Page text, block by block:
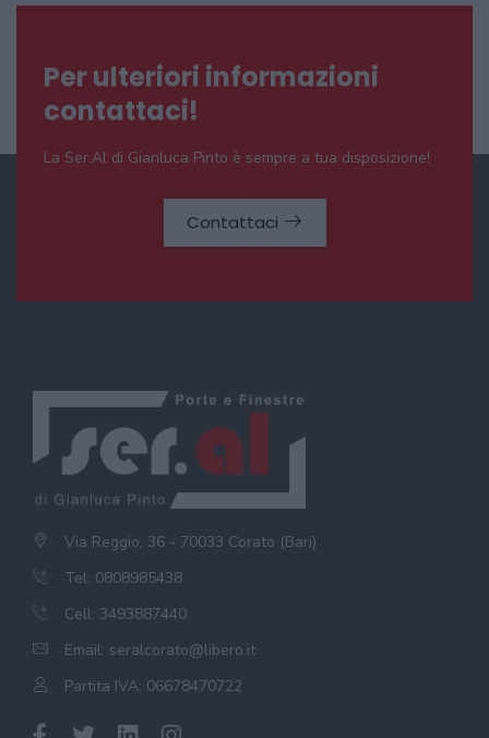
Per ulteriori informazioni
contattaci!
La Ser.Al di Gianluca Pinto è sempre a tua disposizione!
Contattaci
Via Reggio, 36 - 70033 Corato (Bari)
Tel: 0808985438
Cell: 3493887440
Email: seralcorato@libero.it
Partita IVA: 06678470722